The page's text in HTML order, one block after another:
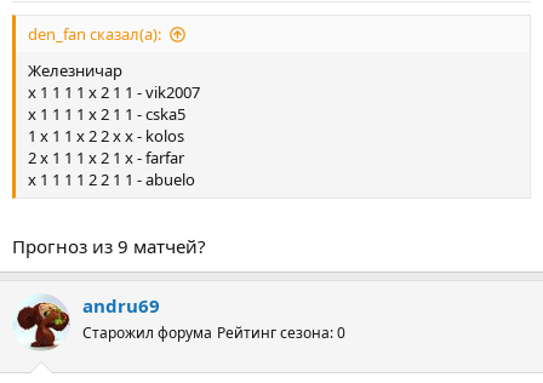
den_fan сказал(а):
Железничар
x 1 1 1 1 x 2 1 1 - vik2007
x 1 1 1 1 x 2 1 1 - cska5
1 x 1 1 x 2 2 x x - kolos
2 x 1 1 1 x 2 1 x - farfar
x 1 1 1 1 2 2 1 1 - abuelo
Прогноз из 9 матчей?
andru69
Старожил форума Рейтинг сезона: 0